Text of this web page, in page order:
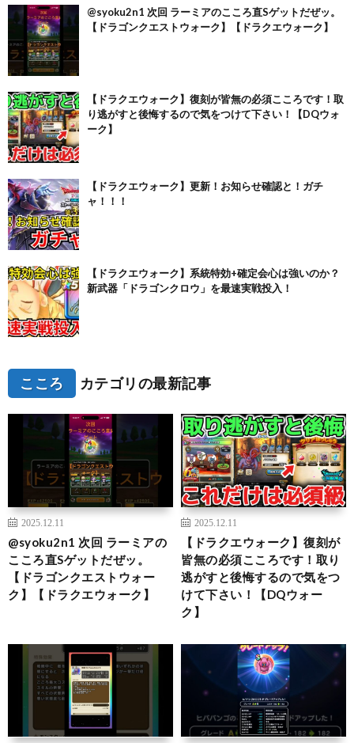
@syoku2n1 次回 ラーミアのこころ直Sゲットだぜッ。
【ドラゴンクエストウォーク】【ドラクエウォーク】
【ドラクエウォーク】復刻が皆無の必須こころです！取
り逃がすと後悔するので気をつけて下さい！【DQウォ
ーク】
【ドラクエウォーク】更新！お知らせ確認と！ガチ
ャ！！！
【ドラクエウォーク】系統特効+確定会心は強いのか？
新武器「ドラゴンクロウ」を最速実戦投入！
こころ カテゴリの最新記事
2025.12.11
@syoku2n1 次回 ラーミアの
こころ直Sゲットだぜッ。
【ドラゴンクエストウォー
ク】【ドラクエウォーク】
2025.12.11
【ドラクエウォーク】復刻が
皆無の必須こころです！取り
逃がすと後悔するので気をつ
けて下さい！【DQウォー
ク】